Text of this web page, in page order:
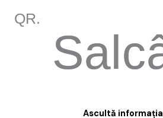
QR.
Ascultă